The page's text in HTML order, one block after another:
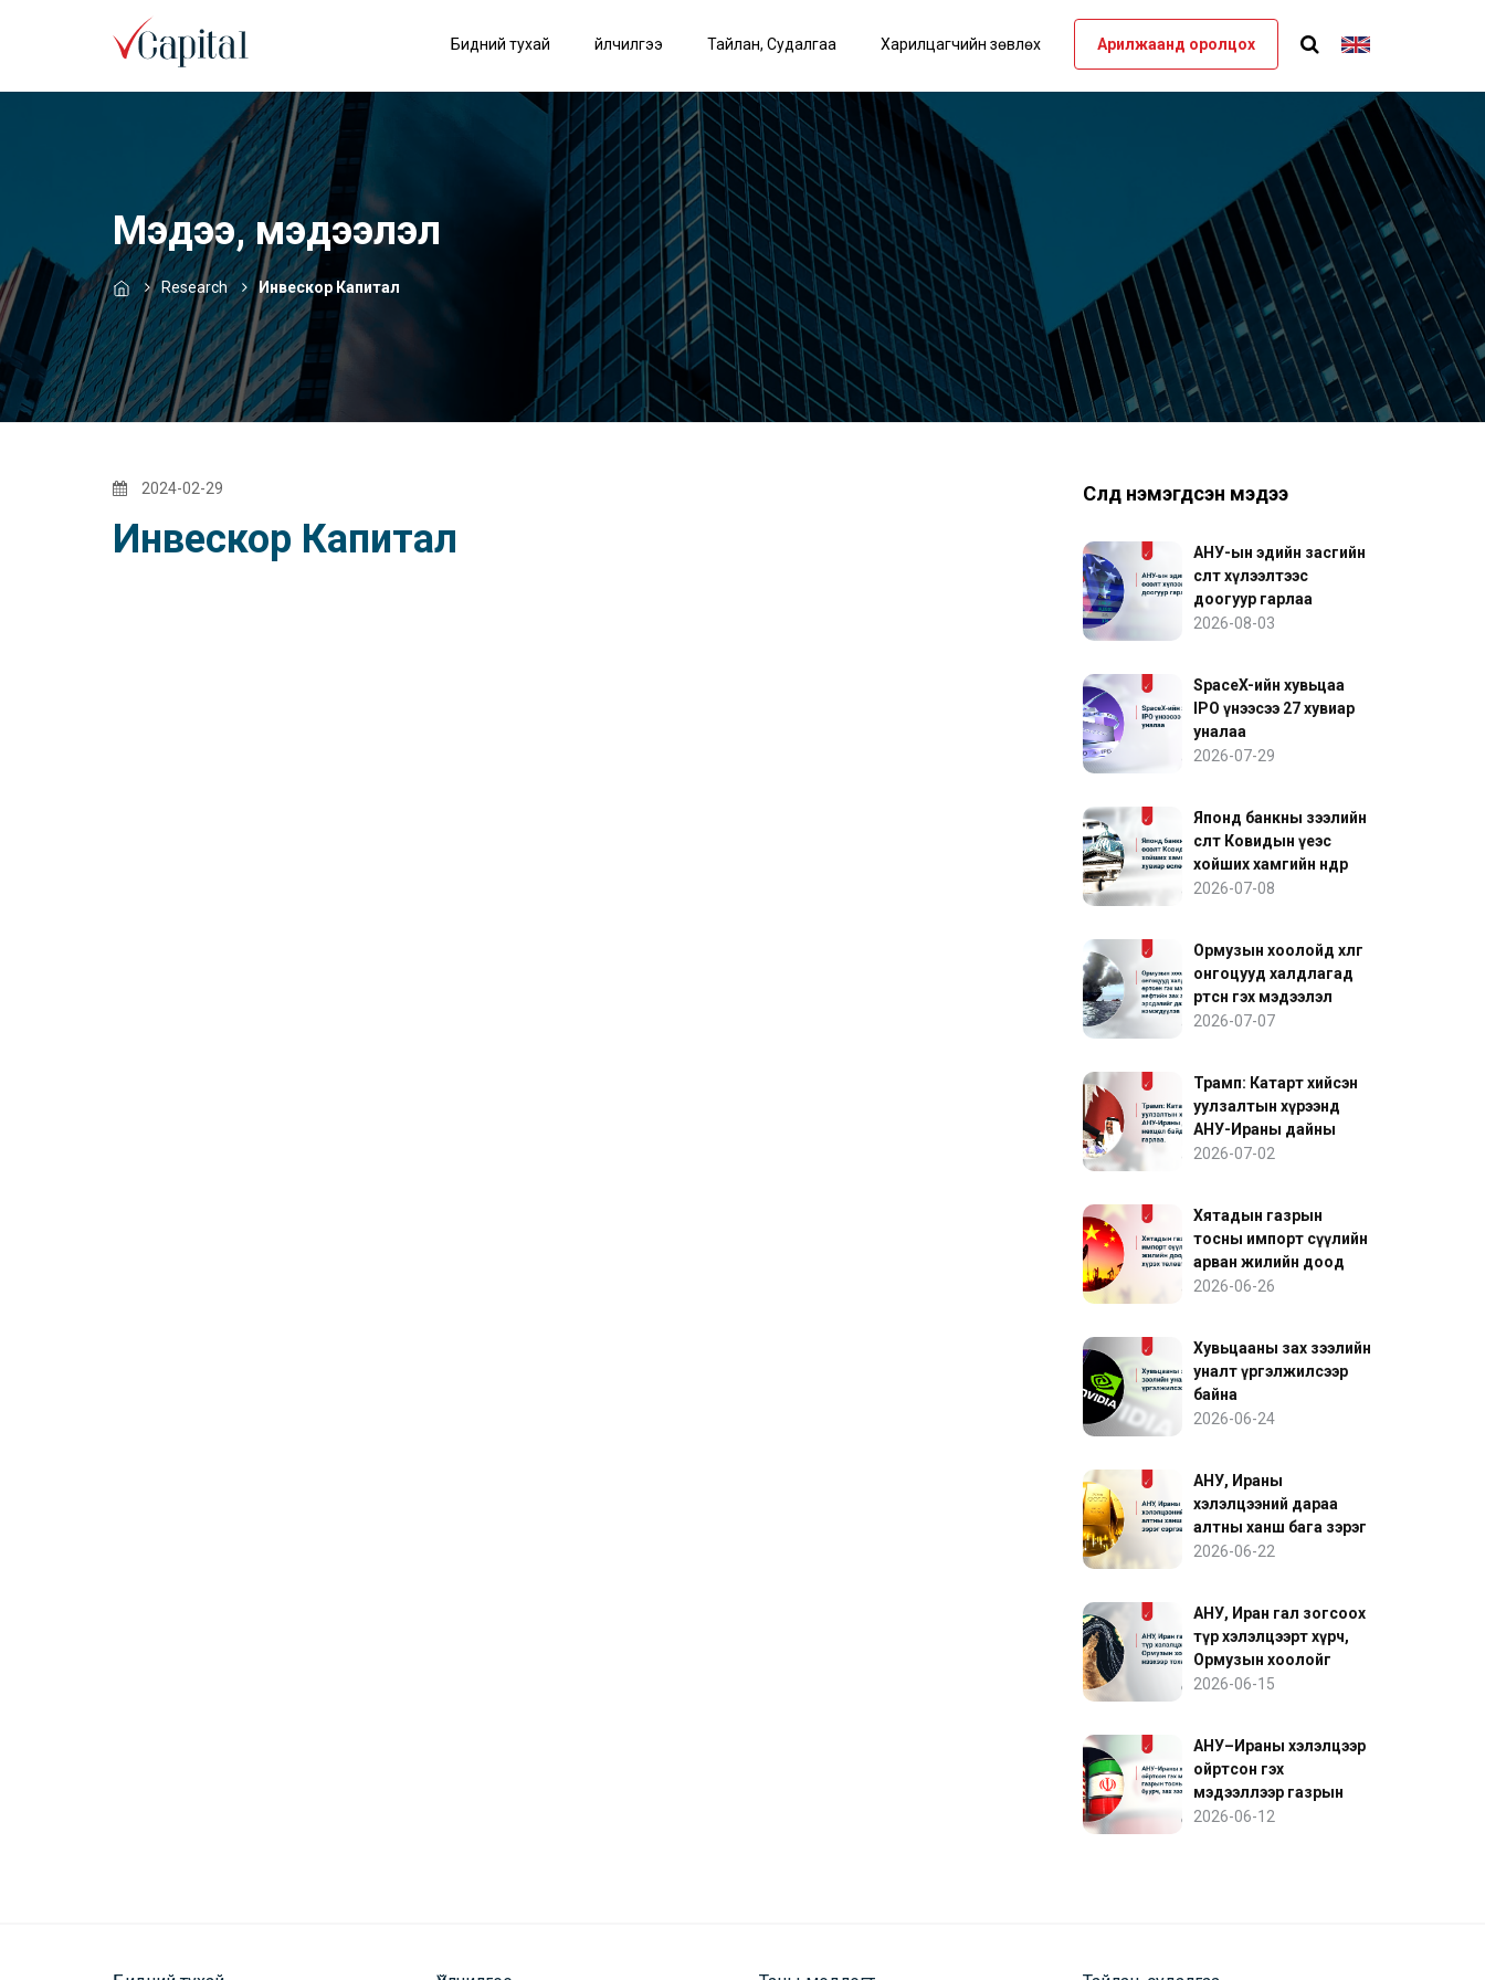
Бидний тухай Үйлчилгээ Тайлан, Судалгаа Харилцагчийн зөвлөх Арилжаанд оролцох
Мэдээ, мэдээлэл
Research Инвескор Капитал
2024-02-29
Инвескор Капитал
Сүүлд нэмэгдсэн мэдээ
АНУ-ын эдийн засгийн
өсөлт хүлээлтээс
доогуур гарлаа
2026-08-03
SpaceX-ийн хувьцаа
IPO үнээсээ 27 хувиар
уналаа
2026-07-29
Японд банкны зээлийн
өсөлт Ковидын үеэс
хойших хамгийн өндөр
хувиар өслөө
2026-07-08
Ормузын хоолойд хөлөг
онгоцууд халдлагад
өртсөн гэх мэдээлэл
нефтийн зах зээлийн
2026-07-07
Трамп: Катарт хийсэн
уулзалтын хүрээнд
АНУ-Ираны дайны
нөхцөл байдалд ахиц
2026-07-02
Хятадын газрын
тосны импорт сүүлийн
арван жилийн доод
түвшинд хүрэх төлөвтэй
2026-06-26
Хувьцааны зах зээлийн
уналт үргэлжилсээр
байна
2026-06-24
АНУ, Ираны
хэлэлцээний дараа
алтны ханш бага зэрэг
сэргэв
2026-06-22
АНУ, Иран гал зогсоох
түр хэлэлцээрт хүрч,
Ормузын хоолойг
нээхээр тохиролцов
2026-06-15
АНУ–Ираны хэлэлцээр
ойртсон гэх
мэдээллээр газрын
тосны үнэ буурч, зах
2026-06-12